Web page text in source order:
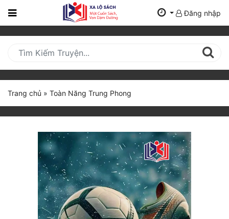
Trang
Mới
Cập
Nhật
(current)
Truyện Mới Ra
Hoàn Thành
Đăng nhập
Trang chủ » Toàn Năng Trung Phong